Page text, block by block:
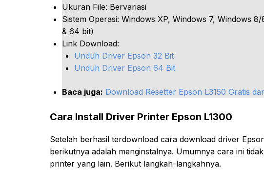
Ukuran File: Bervariasi
Sistem Operasi: Windows XP, Windows 7, Windows
& 64 bit)
Link Download:
Unduh Driver Epson 32 Bit
Unduh Driver Epson 64 Bit
Baca juga: Download Resetter Epson L3150 Gratis
Cara Install Driver Printer Epson L1300
Setelah berhasil terdownload cara download driver
berikutnya adalah menginstalnya. Umumnya cara ini
printer yang lain. Berikut langkah-langkahnya.